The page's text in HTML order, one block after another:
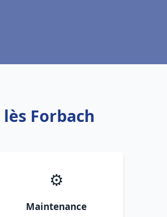
Forbach
⚙️
Maintenance